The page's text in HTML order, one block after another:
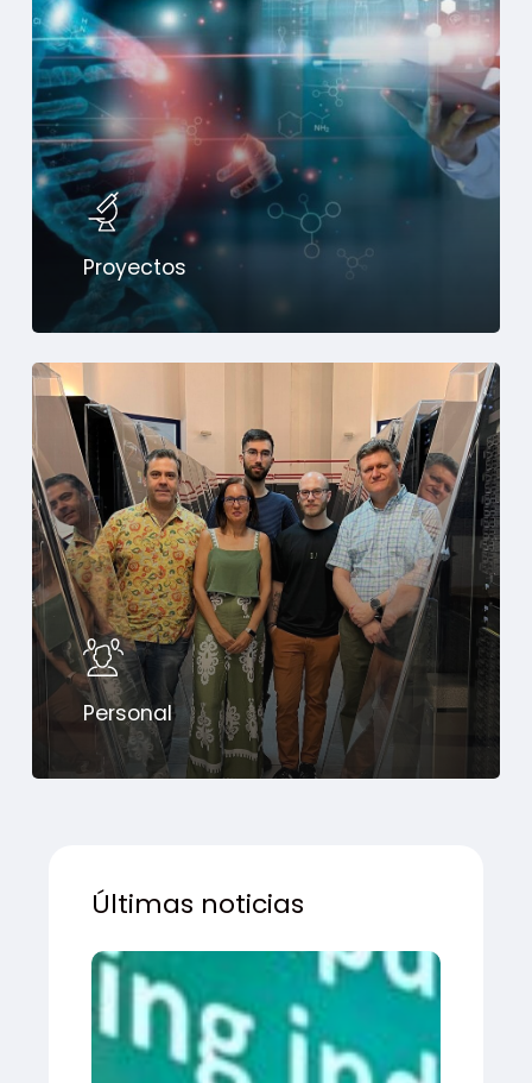
Proyectos
Personal
Últimas noticias